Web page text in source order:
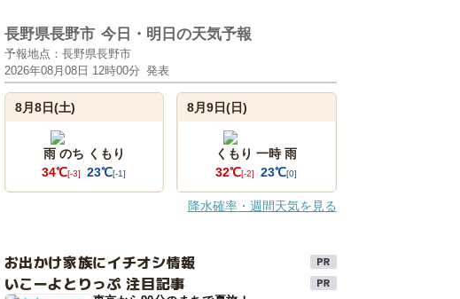
長野県長野市 今日・明日の天気予報
予報地点：長野県長野市
2026年08月08日 12時00分 発表
8月8日(土)
雨 のち くもり
34℃[-3] 23℃[-1]
8月9日(日)
くもり 一時 雨
32℃[-2] 23℃[0]
降水確率・週間天気を見る
お出かけ家族にイチオシ情報
いこーよとりっぷ 注目記事